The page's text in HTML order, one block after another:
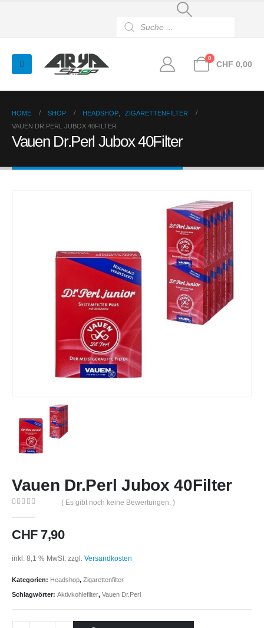
search
0
CHF 0,00
HOME SHOP HEADSHOP
ZIGARETTENFILTER
VAUEN DR.PERL JUBOX 40FILTER
Vauen Dr.Perl Jubox 40Filter
Vauen Dr.Perl Jubox 40Filter
( Es gibt noch keine Bewertungen. )
CHF7,90
inkl. 8,1 % MwSt. zzgl. Versandkosten
Kategorien: Headshop, Zigarettenfilter
Schlagwörter: Aktivkohlefilter, Vauen Dr.Perl